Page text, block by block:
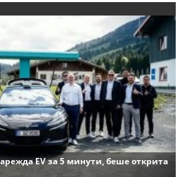
EV за 5 минути, беше открита